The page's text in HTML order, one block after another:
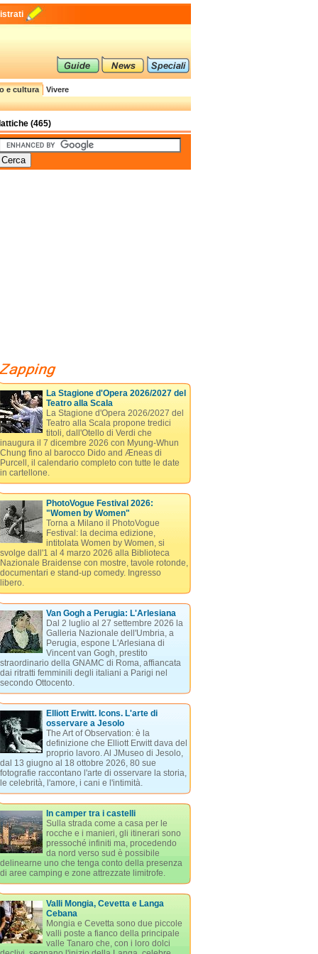
e cultura Vivere
(465)
La Stagione d'Opera 2026/2027 del
Teatro alla Scala
La Stagione d'Opera 2026/2027 del
Teatro alla Scala propone tredici
titoli, dall'Otello di Verdi che
inaugura il 7 dicembre 2026 con Myung-Whun
Chung fino al barocco Dido and Æneas di
Purcell, il calendario completo con tutte le date
in cartellone.
PhotoVogue Festival 2026:
"Women by Women"
Torna a Milano il PhotoVogue
Festival: la decima edizione,
intitolata Women by Women, si
svolge dall'1 al 4 marzo 2026 alla Biblioteca
Nazionale Braidense con mostre, tavole rotonde,
documentari e stand-up comedy. Ingresso
libero.
Van Gogh a Perugia: L'Arlesiana
Dal 2 luglio al 27 settembre 2026 la
Galleria Nazionale dell'Umbria, a
Perugia, espone L'Arlesiana di
Vincent van Gogh, prestito
straordinario della GNAMC di Roma, affiancata
dai ritratti femminili degli italiani a Parigi nel
secondo Ottocento.
Elliott Erwitt. Icons. L'arte di
osservare a Jesolo
The Art of Observation: è la
definizione che Elliott Erwitt dava del
proprio lavoro. Al JMuseo di Jesolo,
dal 13 giugno al 18 ottobre 2026, 80 sue
fotografie raccontano l'arte di osservare la storia,
le celebrità, l'amore, i cani e l'intimità.
In camper tra i castelli
Sulla strada come a casa per le
rocche e i manieri, gli itinerari sono
pressoché infiniti ma, procedendo
da nord verso sud è possibile
delinearne uno che tenga conto della presenza
di aree camping e zone attrezzate limitrofe.
Valli Mongia, Cevetta e Langa
Cebana
Mongia e Cevetta sono due piccole
valli poste a fianco della principale
valle Tanaro che, con i loro dolci